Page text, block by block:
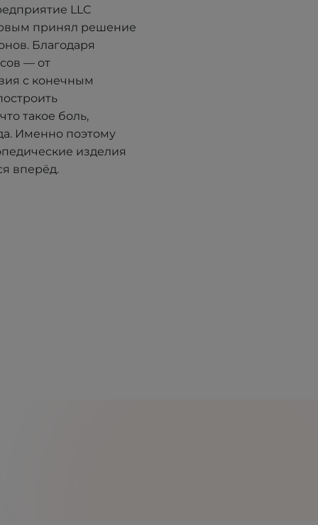
LLC
принял решение
Благодаря
— от
с конечным
такое боль,
Именно поэтому
изделия
вперёд.